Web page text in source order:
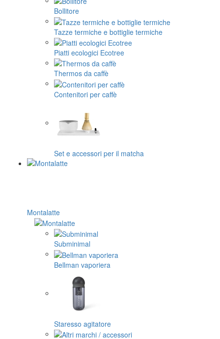
Bollitore
Tazze termiche e bottiglie termiche
Piatti ecologici Ecotree
Thermos da caffè
Contenitori per caffè
Set e accessori per il matcha
Montalatte
Subminimal
Bellman vaporiera
Staresso agitatore